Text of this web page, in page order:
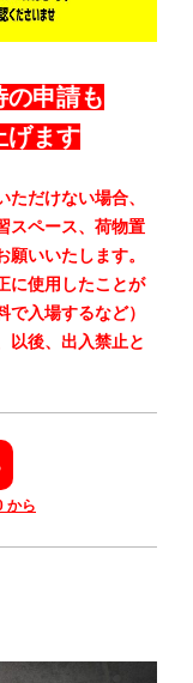
の申請も
げます
だけない場合、
スペース、荷物置
いいたします。
に使用したことが
入場するなど）
以後、出入禁止と
から